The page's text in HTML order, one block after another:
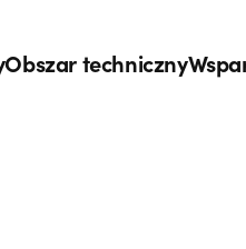
Obszar techniczny